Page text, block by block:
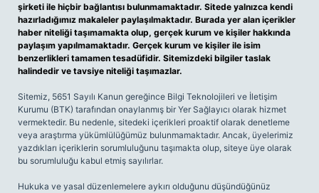
şirketi ile hiçbir bağlantısı bulunmamaktadır. Sitede yalnızca kendi
hazırladığımız makaleler paylaşılmaktadır. Burada yer alan içerikler
haber niteliği taşımamakta olup, gerçek kurum ve kişiler hakkında
paylaşım yapılmamaktadır. Gerçek kurum ve kişiler ile isim
benzerlikleri tamamen tesadüfidir. Sitemizdeki bilgiler taslak
halindedir ve tavsiye niteliği taşımazlar.
Sitemiz, 5651 Sayılı Kanun gereğince Bilgi Teknolojileri ve İletişim
Kurumu (BTK) tarafından onaylanmış bir Yer Sağlayıcı olarak hizmet
vermektedir. Bu nedenle, sitedeki içerikleri proaktif olarak denetleme
veya araştırma yükümlülüğümüz bulunmamaktadır. Ancak, üyelerimiz
yazdıkları içeriklerin sorumluluğunu taşımakta olup, siteye üye olarak
bu sorumluluğu kabul etmiş sayılırlar.
Hukuka ve yasal düzenlemelere aykırı olduğunu düşündüğünüz